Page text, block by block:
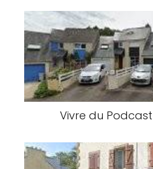
Vivre du